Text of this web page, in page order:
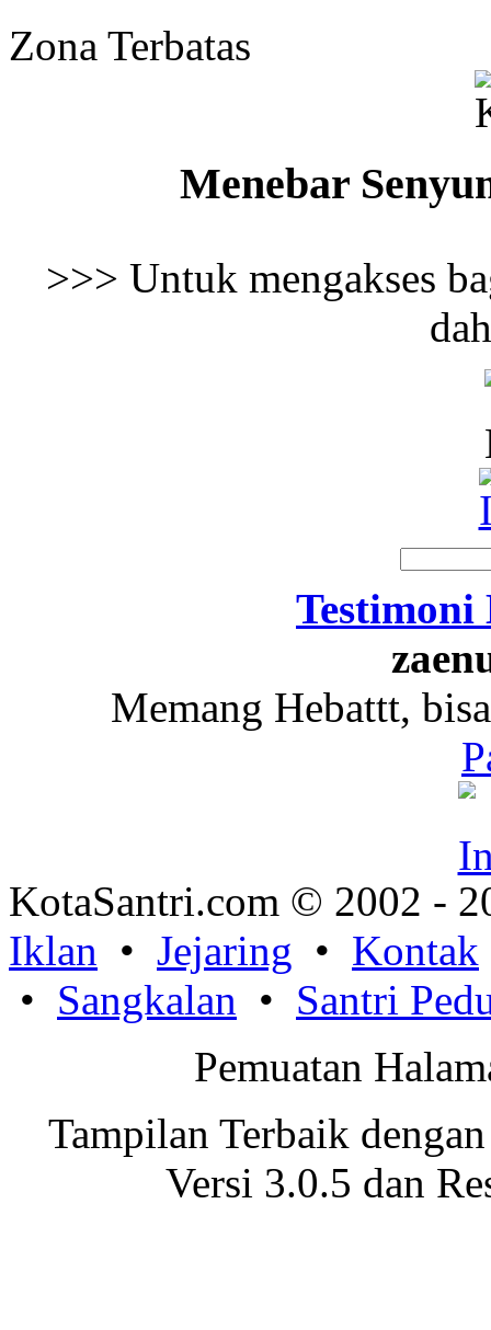
Zona Terbatas
Menebar
>>> Untuk mengakses
Memang Hebattt,
KotaSantri.com © 2002 -
Iklan • Jejaring • Kontak
• Sangkalan • Santri
Pemuatan
Tampilan Terbaik
Versi 3.0.5 dan